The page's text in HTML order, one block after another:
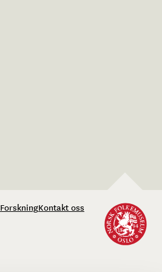
ForskningKontakt oss